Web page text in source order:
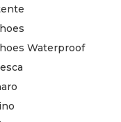
Waterproof